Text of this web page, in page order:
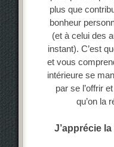
plus que
bonheur
(et à celui des
instant). C’est
et vous
intérieure se
par se l’offrir
qu’on la
J’apprécie